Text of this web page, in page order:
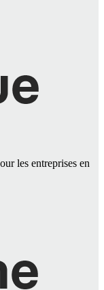
les entreprises en